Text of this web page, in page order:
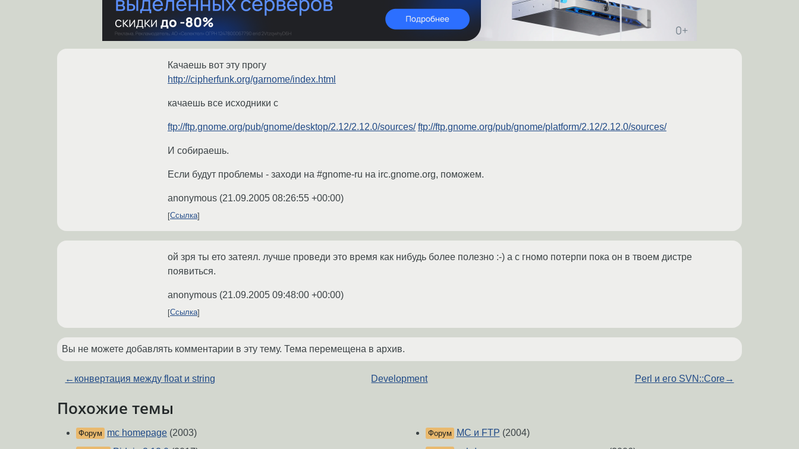
Качаешь вот эту прогу
http://cipherfunk.org/garnome/index.html
качаешь все исходники с
ftp://ftp.gnome.org/pub/gnome/desktop/2.12/2.12.0/sources/ ftp://ftp.gnome.org/pub/gnome/platform/2.12/2.12.0/sources/
И собираешь.
Если будут проблемы - заходи на #gnome-ru на irc.gnome.org, поможем.
anonymous (21.09.2005 08:26:55 +00:00)
Ссылка
ой зря ты ето затеял. лучше проведи это время как нибудь более полезно :-) а с гномо потерпи пока он в твоем дистре
появиться.
anonymous (21.09.2005 09:48:00 +00:00)
Ссылка
Вы не можете добавлять комментарии в эту тему. Тема перемещена в архив.
← конвертация между float и string Development Perl и его SVN::Core→
Похожие темы
Форум mc homepage (2003) Форум MC и FTP (2004)